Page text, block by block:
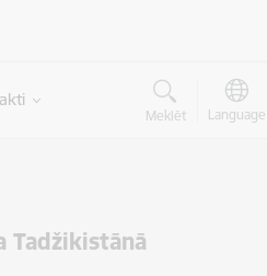
Meklēt Language
Tadžikistānā